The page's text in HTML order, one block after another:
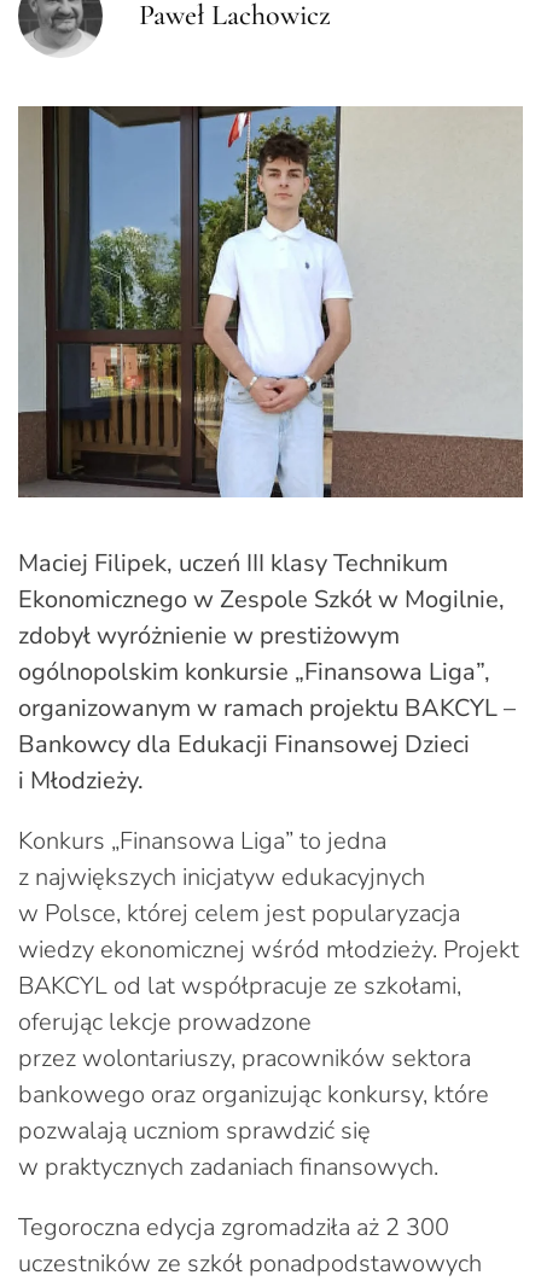
Paweł Lachowicz
Maciej Filipek, uczeń III klasy Technikum
Ekonomicznego w Zespole Szkół w Mogilnie,
zdobył wyróżnienie w prestiżowym
ogólnopolskim konkursie „Finansowa Liga”,
organizowanym w ramach projektu BAKCYL –
Bankowcy dla Edukacji Finansowej Dzieci
i Młodzieży.
Konkurs „Finansowa Liga” to jedna
z największych inicjatyw edukacyjnych
w Polsce, której celem jest popularyzacja
wiedzy ekonomicznej wśród młodzieży. Projekt
BAKCYL od lat współpracuje ze szkołami,
oferując lekcje prowadzone
przez wolontariuszy, pracowników sektora
bankowego oraz organizując konkursy, które
pozwalają uczniom sprawdzić się
w praktycznych zadaniach finansowych.
Tegoroczna edycja zgromadziła aż 2 300
uczestników ze szkół ponadpodstawowych